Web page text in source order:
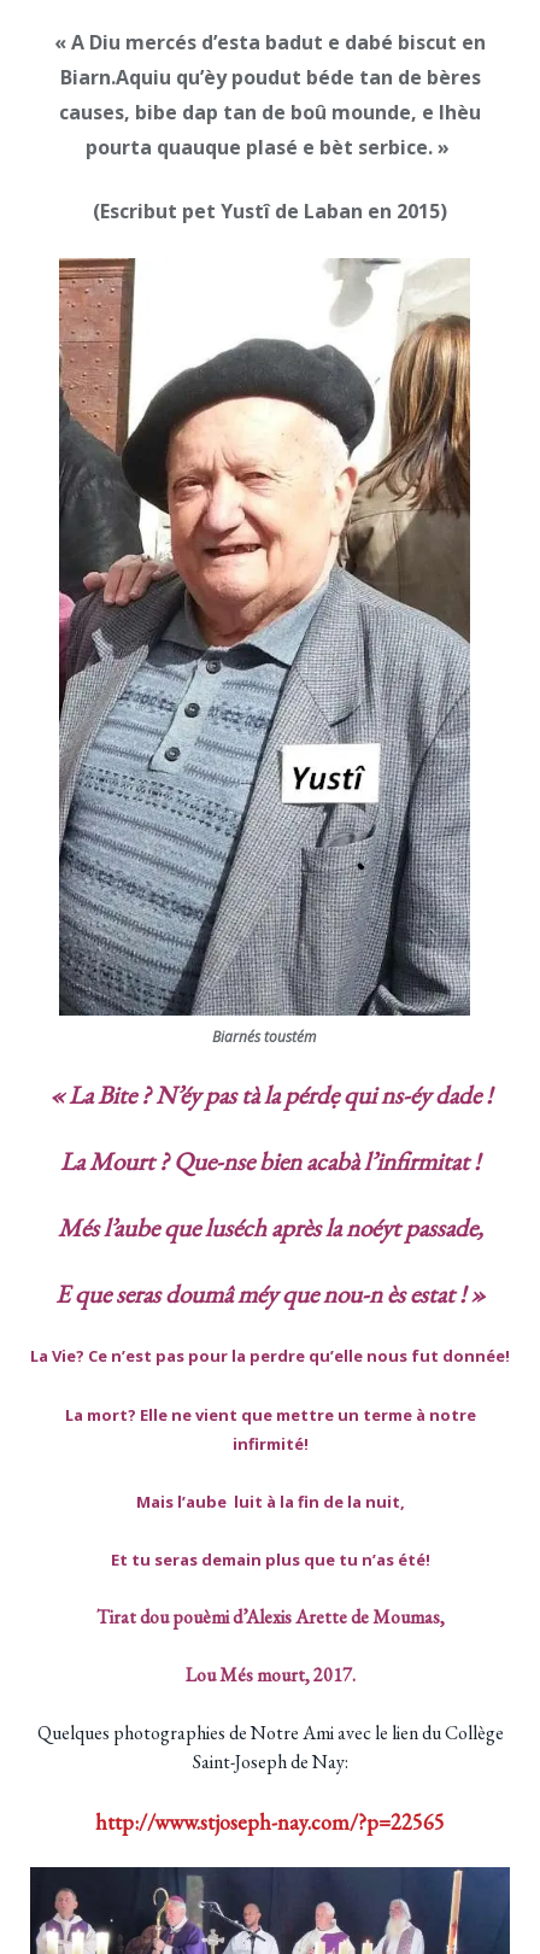
« A Diu mercés d’esta badut e dabé biscut en
Biarn.Aquiu qu’èy poudut béde tan de bères
causes, bibe dap tan de boû mounde, e lhèu
pourta quauque plasé e bèt serbice. »
(Escribut pet Yustî de Laban en 2015)
Biarnés toustém
« La Bite ? N’éy pas tà la pérdẹ qui ns-éy dade !
La Mourt ? Que-nse bien acabà l’infirmitat !
Més l’aube que luséch après la noéyt passade,
E que seras doumâ méy que nou-n ès estat ! »
La Vie? Ce n’est pas pour la perdre qu’elle nous fut donnée!
La mort? Elle ne vient que mettre un terme à notre
infirmité!
Mais l’aube luit à la fin de la nuit,
Et tu seras demain plus que tu n’as été!
Tirat dou pouèmi d’Alexis Arette de Moumas,
Lou Més mourt, 2017.
Quelques photographies de Notre Ami avec le lien du Collège
Saint-Joseph de Nay:
http://www.stjoseph-nay.com/?p=22565